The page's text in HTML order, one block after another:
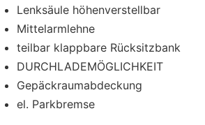
Lenksäule höhenverstellbar
Mittelarmlehne
teilbar klappbare Rücksitzbank
DURCHLADEMÖGLICHKEIT
Gepäckraumabdeckung
el. Parkbremse